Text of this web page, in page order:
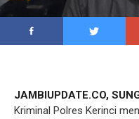
JAMBIUPDATE.CO,
Kriminal Polres Kerinci